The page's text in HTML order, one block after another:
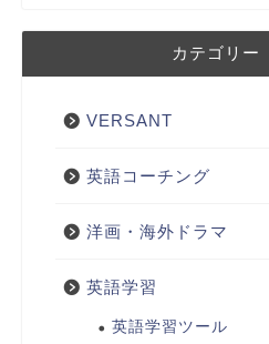
カテゴリー
VERSANT
英語コーチング
洋画・海外ドラマ
英語学習
英語学習ツール